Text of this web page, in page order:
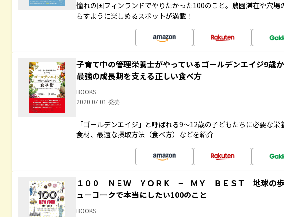
憧れの国フィンランドでやりたかった100のこと。農園滞在や穴
らすように楽しめるスポットが満載！
子育て中の管理栄養士がやっているゴールデンエイジ9歳
最強の成長期を支える正しい食べ方
BOOKS
2020.07.01 発売
「ゴールデンエイジ」と呼ばれる9～12歳の子どもたちに必要な
食材、最適な摂取方法（食べ方）などを紹介
１００ ＮＥＷ ＹＯＲＫ − ＭＹ ＢＥＳＴ 地球の歩
ューヨークで本当にしたい100のこと
BOOKS